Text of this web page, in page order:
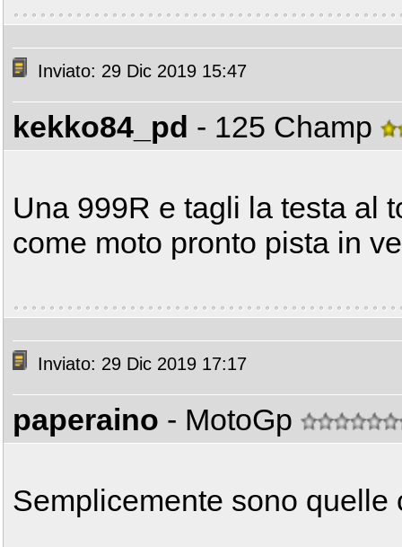
Inviato: 29 Dic 2019 15:47
kekko84_pd - 125 Champ
Una 999R e tagli la testa al
come moto pronto pista in
Inviato: 29 Dic 2019 17:17
paperaino - MotoGp
Semplicemente sono quelle